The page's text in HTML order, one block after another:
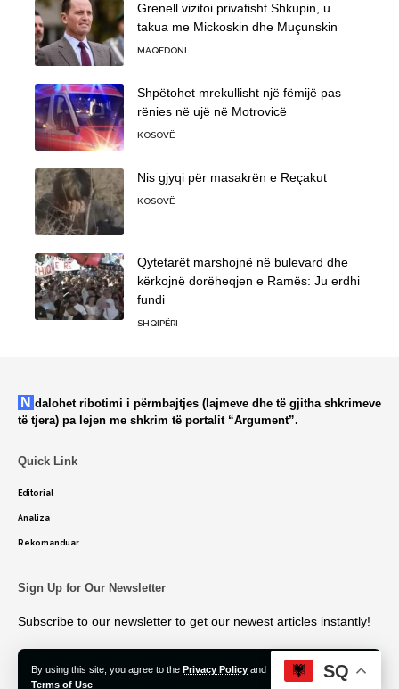
By using this site, you agree to the Privacy Policy and
Terms of Use
Accept
Grenell vizitoi privatisht Shkupin, u
takua me Mickoskin dhe Muçunskin
MAQEDONI
Shpëtohet mrekullisht një fëmijë pas
rënies në ujë në Motrovicë
KOSOVË
Nis gjyqi për masakrën e Reçakut
KOSOVË
Qytetarët marshojnë në bulevard dhe
kërkojnë dorëheqjen e Ramës: Ju erdhi
fundi
SHQIPËRI
Ndalohet ribotimi i përmbajtjes (lajmeve dhe të gjitha shkrimeve
të tjera) pa lejen me shkrim të portalit “Argument”.
Quick Link
Editorial
Analiza
Rekomanduar
Sign Up for Our Newsletter
Subscribe to our newsletter to get our newest articles instantly!
SQ